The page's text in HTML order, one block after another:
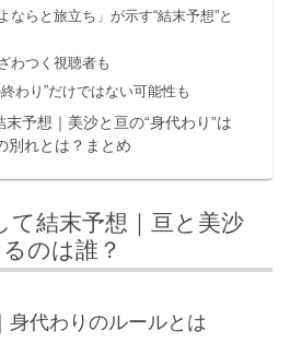
ならと旅立ち」が示す“結末予想”と
わつく視聴者も
わり”だけではない可能性も
予想｜美沙と亘の“身代わり”は
別れとは？まとめ
て結末予想｜亘と美沙
のは誰？
身代わりのルールとは